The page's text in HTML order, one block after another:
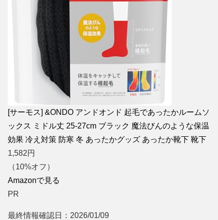
[サーモス] &ONDO アンドオンド 起毛であったかルームソ
ックス ミドル丈 25-27cm ブラック 魔法びんのような保温
効果 冷え対策 防寒 冬 あったかグッズ あったか靴下 靴下
1,582円
（10%オフ）
Amazonで見る
PR
最終情報確認日：2026/01/09